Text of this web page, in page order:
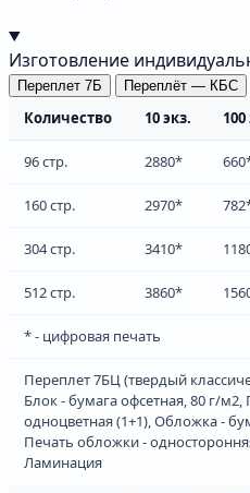
Изготовление
Переплет 7Б Переплёт — КБС
Количество 10 экз. 100
96 стр. 2880*
160 стр. 2970*
304 стр. 3410*
512 стр. 3860*
* - цифровая печать
Переплет 7БЦ (твердый
Блок - бумага офсетная, 80 г/
одноцветная (1+1), Обложка -
Печать обложки -
Ламинация